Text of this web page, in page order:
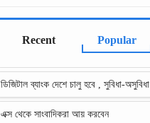
Recent Popular
ডিজিটাল ব্যাংক দেশে চালু হবে , সুবিধা-
এক্স থেকে সাংবাদিকরা আয় করবেন